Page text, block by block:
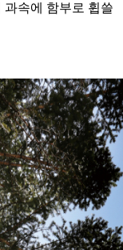
속에 함부로 휩쓸